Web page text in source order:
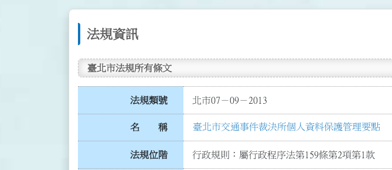
法規資訊
臺北市法規所有條文
法規類號 北市07－09－2013
名 稱 臺北市交通事件裁決所個人資料保護管理要點
法規位階 行政規則：屬行政程序法第159條第2項第1款